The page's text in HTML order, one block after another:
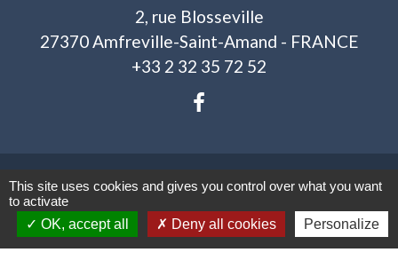
2, rue Blosseville
27370 Amfreville-Saint-Amand - FRANCE
+33 2 32 35 72 52
Mentions légales - Politique de confidentialité -
Accessibilité - Plan du site -
This site uses cookies and gives you control over what you want
to activate
OK, accept all
Deny all cookies Personalize